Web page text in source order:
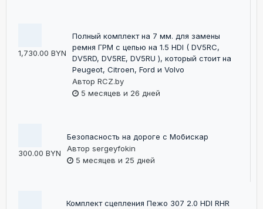
1,730.00 BYN
Полный комплект на 7 мм. для замены
ремня ГРМ с цепью на 1.5 HDI ( DV5RC,
DV5RD, DV5RE, DV5RU ), который стоит на
Peugeot, Citroen, Ford и Volvo
Автор RCZ.by
5 месяцев и 26 дней
300.00 BYN
Безопасность на дороге с Мобискар
Автор sergeyfokin
5 месяцев и 25 дней
Комплект сцепления Пежо 307 2.0 HDI RHR